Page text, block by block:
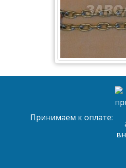
Принимаем к оплате: